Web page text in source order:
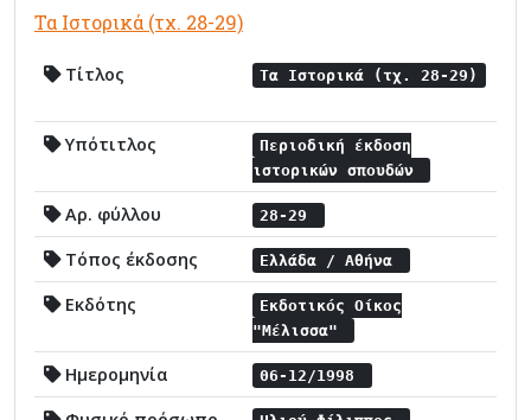
Τα Ιστορικά (τχ. 28-29)
Τίτλος Τα Ιστορικά (τχ. 28-29)
Υπότιτλος
Περιοδική έκδοση
ιστορικών σπουδών
Αρ. φύλλου 28-29
Τόπος έκδοσης Ελλάδα / Αθήνα
Εκδότης
Εκδοτικός Οίκος
"Μέλισσα"
Ημερομηνία 06-12/1998